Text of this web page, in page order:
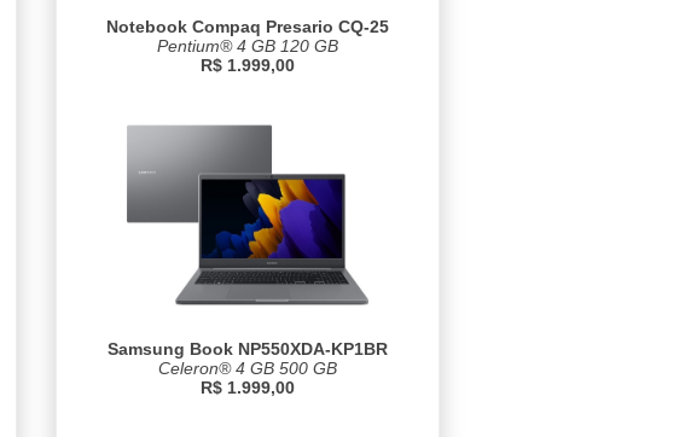
Notebook Compaq Presario CQ-25
Pentium® 4 GB 120 GB
R$ 1.999,00
Samsung Book NP550XDA-KP1BR
Celeron® 4 GB 500 GB
R$ 1.999,00